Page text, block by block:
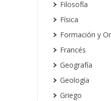
Filosofía
Física
Formación y
Francés
Geografía
Geología
Griego